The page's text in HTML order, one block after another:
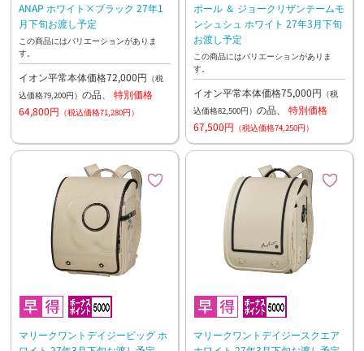
ANAP ホワイト×ブラック 27年1
月下旬お渡し予定
この商品にはバリエーションがありま
す。
イオン平常本体価格72,000円 （税
込価格79,200円） の品、 特別価格
64,800円 （税込価格71,280円）
ポール ＆ ジョークリザンテームモ
ンシュシュ ホワイト 27年3月下旬
お渡し予定
この商品にはバリエーションがありま
す。
イオン平常本体価格75,000円 （税
込価格82,500円） の品、 特別価格
67,500円 （税込価格74,250円）
マリークワントデイジービッグ ホ
マリークワントデイジースクエア